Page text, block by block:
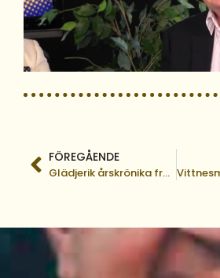
FÖREGÅENDE
Glädjerik årskrönika från Argentina